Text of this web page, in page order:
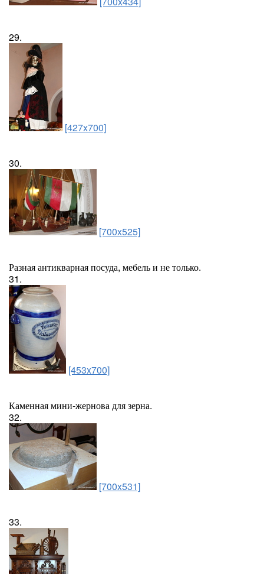
29.
[427x700]
30.
[700x525]
Разная антикварная посуда, мебель и не только.
31.
[453x700]
Каменная мини-жернова для зерна.
32.
[700x531]
33.